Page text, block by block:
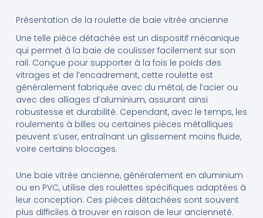
Présentation de la roulette de baie vitrée ancienne
Une telle pièce détachée est un dispositif mécanique
qui permet à la baie de coulisser facilement sur son
rail. Conçue pour supporter à la fois le poids des
vitrages et de l’encadrement, cette roulette est
généralement fabriquée avec du métal, de l’acier ou
avec des alliages d’aluminium, assurant ainsi
robustesse et durabilité. Cependant, avec le temps, les
roulements à billes ou certaines pièces métalliques
peuvent s’user, entraînant un glissement moins fluide,
voire certains blocages.
Une baie vitrée ancienne, généralement en aluminium
ou en PVC, utilise des roulettes spécifiques adaptées à
leur conception. Ces pièces détachées sont souvent
plus difficiles à trouver en raison de leur ancienneté.